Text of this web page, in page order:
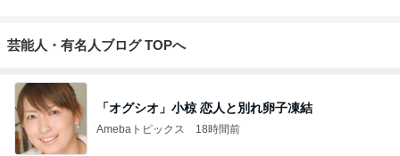
芸能人・有名人ブログ TOPへ
「オグシオ」小椋 恋人と別れ卵子凍結
Amebaトピックス 18時間前